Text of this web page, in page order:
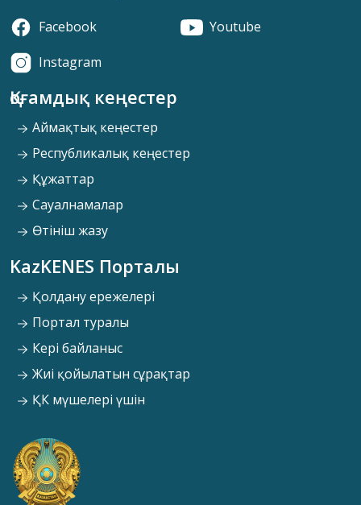
Facebook
Youtube
Instagram
Қоғамдық кеңестер
Аймақтық кеңестер
Республикалық кеңестер
Құжаттар
Сауалнамалар
Өтініш жазу
KazKENES Порталы
Қолдану ережелері
Портал туралы
Кері байланыс
Жиі қойылатын сұрақтар
ҚК мүшелері үшін